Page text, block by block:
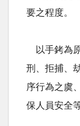
要之程度。
以手銬為
刑、拒捕、
序行為之虞
保人員安全